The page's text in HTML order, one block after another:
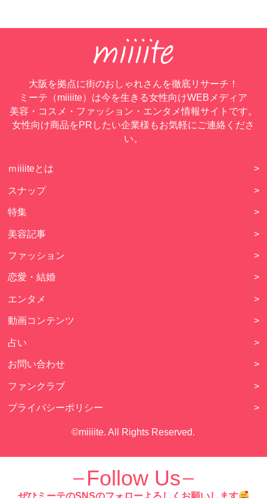
Follow Us
大阪を拠点に街のおしゃれさんを徹底リサーチ！
ミーテ（miiiite）は今を生きる女性向けWEBメディア
美容・コスメ・ファッション・エンタメ情報サイトです。
女性向け商品をPRしたい企業様もお気軽にご連絡くださ
い。
ｍiiiiteとは >
スナップ >
特集 >
美容記事 >
ファッション >
恋愛・結婚 >
エンタメ >
動画コンテンツ >
占い >
お問い合わせ >
ファンクラブ >
プライバシーポリシー >
©miiiite. All Rights Reserved.